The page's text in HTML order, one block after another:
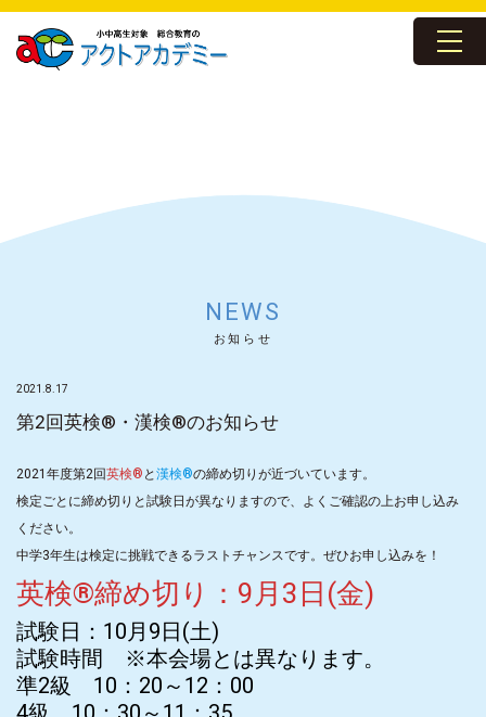
NEWS
お知らせ
2021.8.17
第2回英検®・漢検®のお知らせ
2021年度第2回英検® と 漢検®の締め切りが近づいています。
検定ごとに締め切りと試験日が異なりますので、よくご確認の上お申し込み
ください。
中学3年生は検定に挑戦できるラストチャンスです。ぜひお申し込みを！
英検®締め切り：9月3日(金)
試験日：10月9日(土)
試験時間 ※本会場とは異なります。
準2級 10：20～12：00